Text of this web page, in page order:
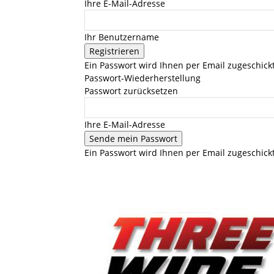
Ihre E-Mail-Adresse
Ihr Benutzername
Ein Passwort wird Ihnen per Email
Passwort-Wiederherstellung
Passwort zurücksetzen
Ihre E-Mail-Adresse
Ein Passwort wird Ihnen per Email